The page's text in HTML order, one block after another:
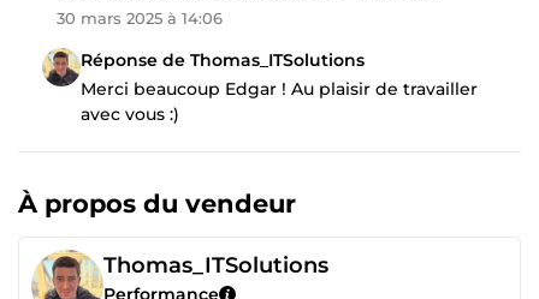
30 mars 2025 à 14:06
Réponse de Thomas_ITSolutions
Merci beaucoup Edgar ! Au plaisir de travailler
avec vous :)
À propos du vendeur
Thomas_ITSolutions
Performance